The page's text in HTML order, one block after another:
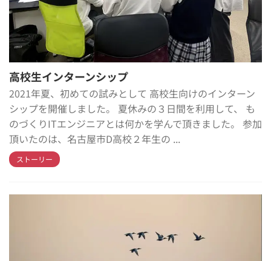
高校生インターンシップ
2021年夏、初めての試みとして 高校生向けのインターン
シップを開催しました。 夏休みの３日間を利用して、 も
のづくりITエンジニアとは何かを学んで頂きました。 参加
頂いたのは、名古屋市D高校２年生の ...
ストーリー